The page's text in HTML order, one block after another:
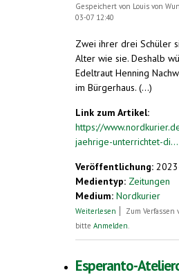
Gespeichert von Louis von
03-07 12:40
Zwei ihrer drei Schüler
Alter wie sie. Deshalb
Edeltraut Henning
im Bürgerhaus. (...)
Link zum Artikel:
https://
jaehrige-unterrichtet-di...
Veröffentlichung:
Medientyp: Zeitungen
Medium: Nordkurier
Weiterlesen über 82–Jährige
Zum Verfassen
bitte Anmelden.
Esperanto-